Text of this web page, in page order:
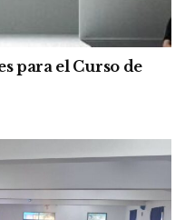
para el Curso de